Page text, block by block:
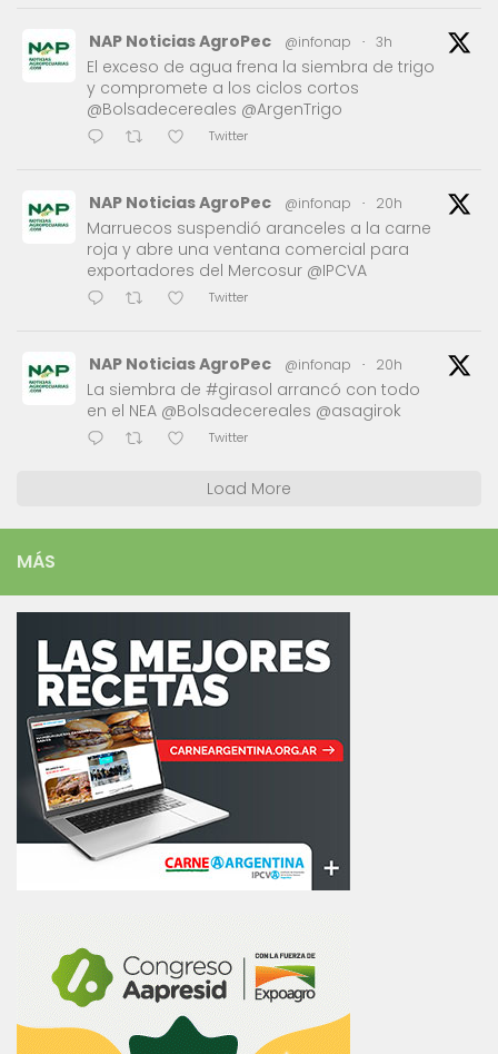
NAP Noticias AgroPec @infonap · 3h
El exceso de agua frena la siembra de trigo
y compromete a los ciclos cortos
@Bolsadecereales @ArgenTrigo
Twitter
NAP Noticias AgroPec @infonap · 20h
Marruecos suspendió aranceles a la carne
roja y abre una ventana comercial para
exportadores del Mercosur @IPCVA
Twitter
NAP Noticias AgroPec @infonap · 20h
La siembra de #girasol arrancó con todo
en el NEA @Bolsadecereales @asagirok
Twitter
Load More
MÁS